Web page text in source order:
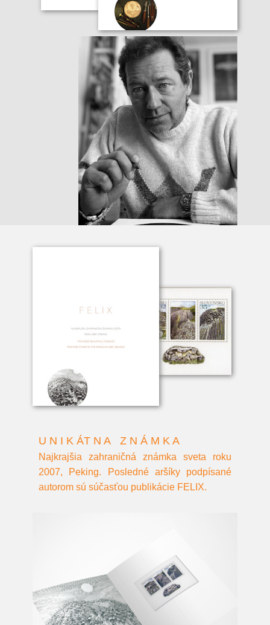
U N I K ÁT N A Z N Á M K A
Najkrajšia zahraničná známka sveta roku
2007, Peking. Posledné aršíky podpísané
autorom sú súčasťou publikácie FELIX.